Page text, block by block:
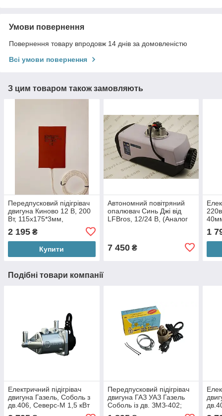
Умови повернення
Повернення товару впродовж 14 днів за домовленістю
Всі умови повернення
З цим товаром також замовляють
Передпусковий підігрівач
двигуна Киново 12 В, 200
Вт, 115х175*3мм,
2 195 ₴
Купити
Автономний повітряний
опалювач Синь Джі від
LFBros, 12/24 В, (Аналог
7 450₴
1
Подібні товари компанії
Електричний підігрівач
двигуна Газель, Соболь з
дв.406, Северс-М 1,5 кВт
+ КМП 6
Передпусковий підігрівач
двигуна ГАЗ УАЗ Газель
Соболь із дв. ЗМЗ-402;
405; 406..Автотен